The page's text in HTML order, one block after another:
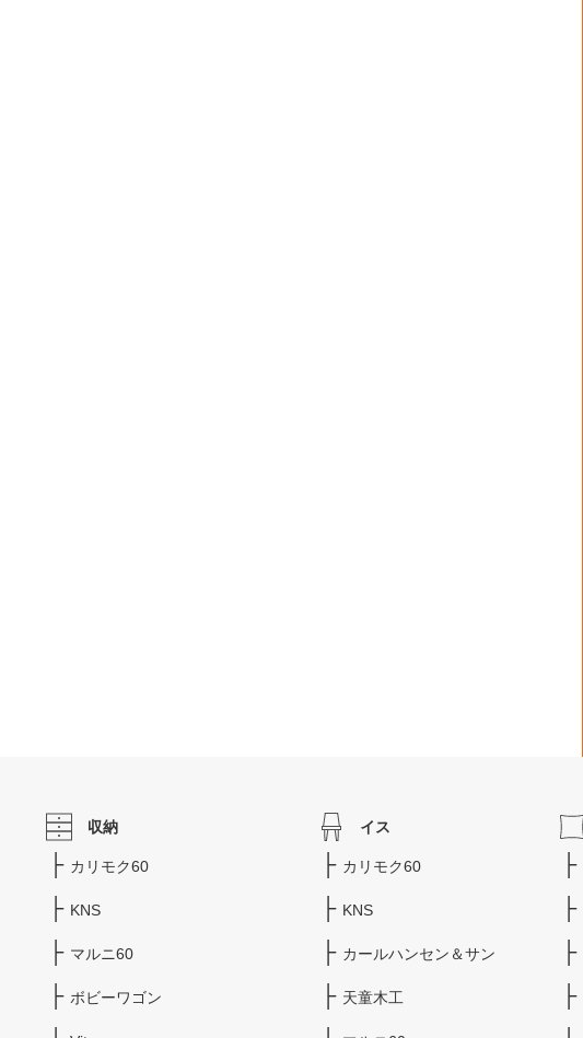
収納
カリモク60
KNS
マルニ60
ボビーワゴン
イス
カリモク60
KNS
カールハンセン＆サン
天童木工